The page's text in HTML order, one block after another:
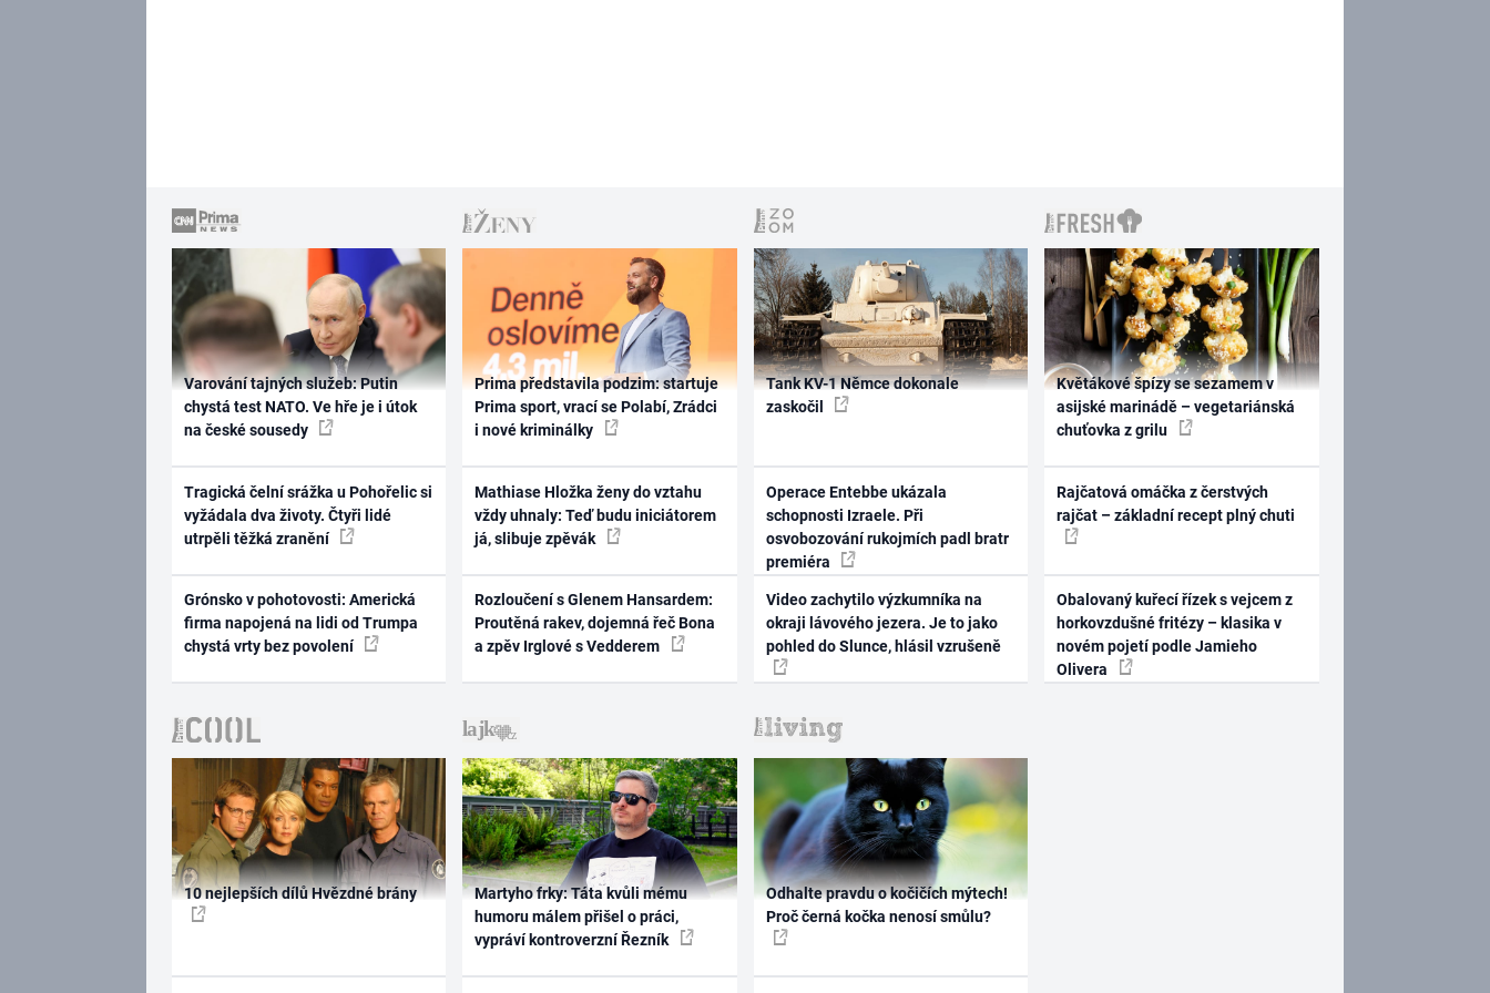
Varování tajných služeb: Putin
chystá test NATO. Ve hře je i útok
na české sousedy
Tragická čelní srážka u Pohořelic si
vyžádala dva životy. Čtyři lidé
utrpěli těžká zranění
Grónsko v pohotovosti: Americká
firma napojená na lidi od Trumpa
chystá vrty bez povolení
Prima představila podzim: startuje
Prima sport, vrací se Polabí, Zrádci
i nové kriminálky
Mathiase Hložka ženy do vztahu
vždy uhnaly: Teď budu iniciátorem
já, slibuje zpěvák
Rozloučení s Glenem Hansardem:
Proutěná rakev, dojemná řeč Bona
a zpěv Irglové s Vedderem
Tank KV-1 Němce dokonale
zaskočil
Operace Entebbe ukázala
schopnosti Izraele. Při
osvobozování rukojmích padl bratr
premiéra
Video zachytilo výzkumníka na
okraji lávového jezera. Je to jako
pohled do Slunce, hlásil vzrušeně
Květákové špízy se sezamem v
asijské marinádě – vegetariánská
chuťovka z grilu
Rajčatová omáčka z čerstvých
rajčat – základní recept plný chuti
Obalovaný kuřecí řízek s vejcem z
horkovzdušné fritézy – klasika v
novém pojetí podle Jamieho
Olivera
10 nejlepších dílů Hvězdné brány
Martyho frky: Táta kvůli mému
humoru málem přišel o práci,
vypráví kontroverzní Řezník
Odhalte pravdu o kočičích mýtech!
Proč černá kočka nenosí smůlu?